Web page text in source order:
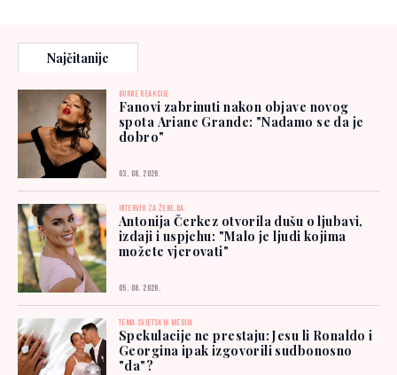
Najčitanije
BURNE REAKCIJE
Fanovi zabrinuti nakon objave novog
spota Ariane Grande: "Nadamo se da je
dobro"
03. 08. 2026.
INTERVJU ZA ŽENE.BA
Antonija Čerkez otvorila dušu o ljubavi,
izdaji i uspjehu: "Malo je ljudi kojima
možete vjerovati"
05. 08. 2026.
TEMA SVJETSKIH MEDIJA
Spekulacije ne prestaju: Jesu li Ronaldo i
Georgina ipak izgovorili sudbonosno
"da"?